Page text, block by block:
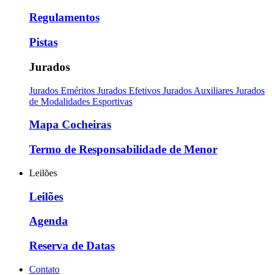
Regulamentos
Pistas
Jurados
Jurados Eméritos Jurados Efetivos Jurados Auxiliares Jurados
de Modalidades Esportivas
Mapa Cocheiras
Termo de Responsabilidade de Menor
Leilões
Leilões
Agenda
Reserva de Datas
Contato